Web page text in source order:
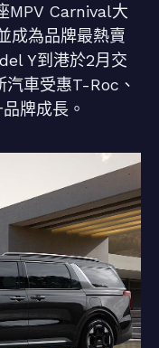
MPV Carnival大
成為品牌最熱賣
Y到港於2月交
車受惠T-Roc、
牌成長。